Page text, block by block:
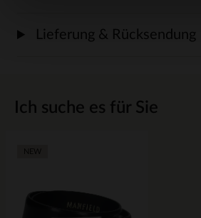
Ich suche es für Sie
Lieferung & Rücksendung